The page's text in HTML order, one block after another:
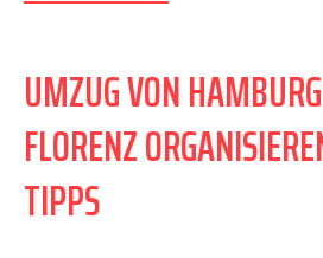
UMZUG VON
FLORENZ
TIPPS